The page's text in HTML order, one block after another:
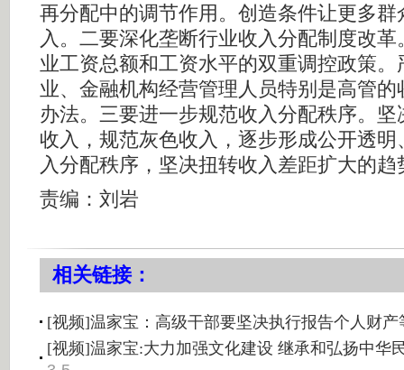
再分配中的调节作用。创造条件让更多群
入。二要深化垄断行业收入分配制度改
业工资总额和工资水平的双重调控政策。
业、金融机构经营管理人员特别是高管的
办法。三要进一步规范收入分配秩序。
收入，规范灰色收入，逐步形成公开透明
入分配秩序，坚决扭转收入差距扩大的趋
责编：刘岩
相关链接：
[视频]温家宝：高级干部要坚决执行报告个人财产
[视频]温家宝:大力加强文化建设 继承和弘扬中华